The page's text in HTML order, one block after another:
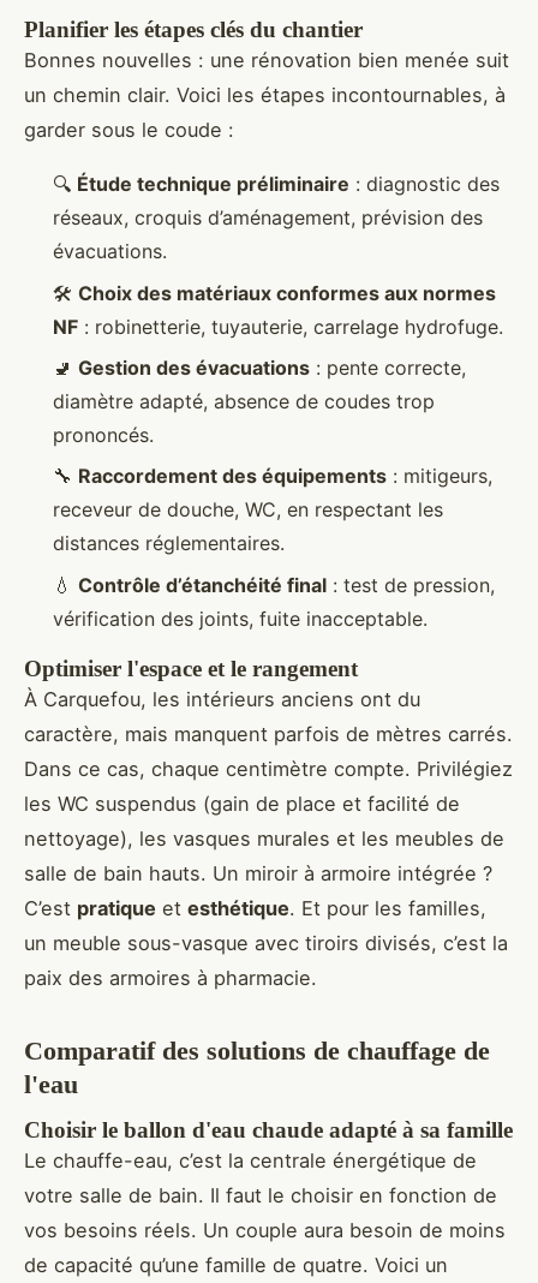
Planifier les étapes clés du chantier
Bonnes nouvelles : une rénovation bien menée suit
un chemin clair. Voici les étapes incontournables, à
garder sous le coude :
🔍 Étude technique préliminaire : diagnostic des
réseaux, croquis d’aménagement, prévision des
évacuations.
🛠️ Choix des matériaux conformes aux normes
NF : robinetterie, tuyauterie, carrelage hydrofuge.
🚽 Gestion des évacuations : pente correcte,
diamètre adapté, absence de coudes trop
prononcés.
🔧 Raccordement des équipements : mitigeurs,
receveur de douche, WC, en respectant les
distances réglementaires.
💧 Contrôle d’étanchéité final : test de pression,
vérification des joints, fuite inacceptable.
Optimiser l'espace et le rangement
À Carquefou, les intérieurs anciens ont du
caractère, mais manquent parfois de mètres carrés.
Dans ce cas, chaque centimètre compte. Privilégiez
les WC suspendus (gain de place et facilité de
nettoyage), les vasques murales et les meubles de
salle de bain hauts. Un miroir à armoire intégrée ?
C’est pratique et esthétique. Et pour les familles,
un meuble sous-vasque avec tiroirs divisés, c’est la
paix des armoires à pharmacie.
Comparatif des solutions de chauffage de
l'eau
Choisir le ballon d'eau chaude adapté à sa famille
Le chauffe-eau, c’est la centrale énergétique de
votre salle de bain. Il faut le choisir en fonction de
vos besoins réels. Un couple aura besoin de moins
de capacité qu’une famille de quatre. Voici un